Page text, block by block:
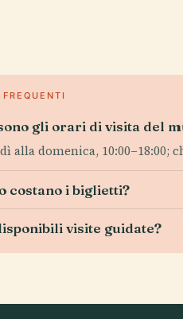
gli orari di visita del
alla domenica,
costano i biglietti?
visite guidate?